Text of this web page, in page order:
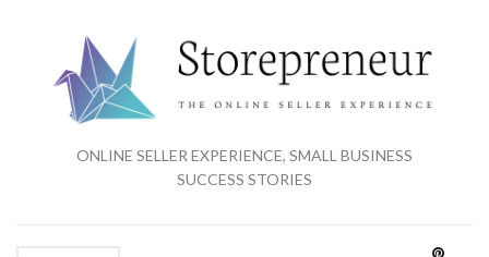
ONLINE SELLER EXPERIENCE, SMALL BUSINESS
SUCCESS STORIES